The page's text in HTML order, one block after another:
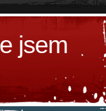
jsem